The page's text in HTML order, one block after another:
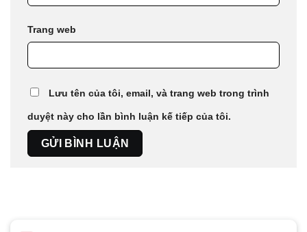
Trang web
Lưu tên của tôi, email, và trang web trong trình
duyệt này cho lần bình luận kế tiếp của tôi.